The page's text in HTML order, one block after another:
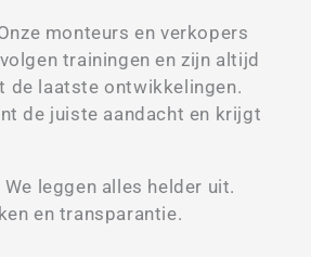
monteurs en verkopers
trainingen en zijn altijd
de laatste ontwikkelingen.
de juiste aandacht en krijgt
We leggen alles helder uit.
en transparantie.